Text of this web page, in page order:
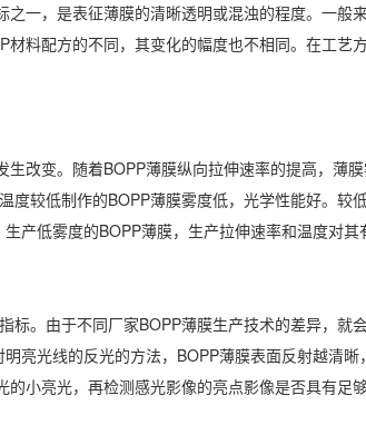
一，是表征薄膜的清晰透明或混浊的程度。一般
料配方的不同，其变化的幅度也不相同。在工艺
改变。随着BOPP薄膜纵向拉伸速率的提高，薄
度较低制作的BOPP薄膜雾度低，光学性能好。较
产低雾度的BOPP薄膜，生产拉伸速率和温度对其
。由于不同厂家BOPP薄膜生产技术的差异，就
亮光线的反光的方法，BOPP薄膜表面反射越清晰
小亮光，再检测感光影像的亮点影像是否具有足够